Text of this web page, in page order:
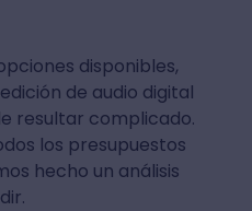
disponibles,
de audio digital
resultar complicado.
los presupuestos
hecho un análisis